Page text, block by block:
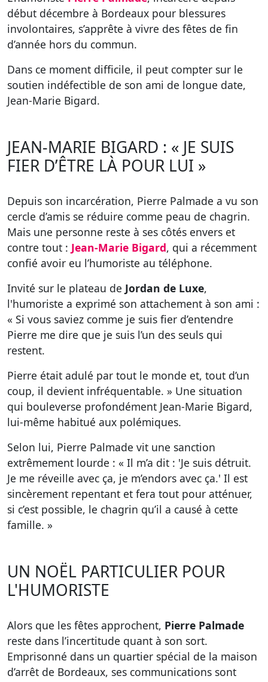
début décembre à Bordeaux pour blessures
involontaires, s’apprête à vivre des fêtes de fin
d’année hors du commun.
Dans ce moment difficile, il peut compter sur le
soutien indéfectible de son ami de longue date,
Jean-Marie Bigard.
JEAN-MARIE BIGARD : « JE SUIS
FIER D’ÊTRE LÀ POUR LUI »
Depuis son incarcération, Pierre Palmade a vu son
cercle d’amis se réduire comme peau de chagrin.
Mais une personne reste à ses côtés envers et
contre tout : Jean-Marie Bigard, qui a récemment
confié avoir eu l’humoriste au téléphone.
Invité sur le plateau de Jordan de Luxe,
l'humoriste a exprimé son attachement à son ami :
« Si vous saviez comme je suis fier d’entendre
Pierre me dire que je suis l’un des seuls qui
restent.
Pierre était adulé par tout le monde et, tout d’un
coup, il devient infréquentable. » Une situation
qui bouleverse profondément Jean-Marie Bigard,
lui-même habitué aux polémiques.
Selon lui, Pierre Palmade vit une sanction
extrêmement lourde : « Il m’a dit : 'Je suis détruit.
Je me réveille avec ça, je m’endors avec ça.' Il est
sincèrement repentant et fera tout pour atténuer,
si c’est possible, le chagrin qu’il a causé à cette
famille. »
UN NOËL PARTICULIER POUR
L'HUMORISTE
Alors que les fêtes approchent, Pierre Palmade
reste dans l’incertitude quant à son sort.
Emprisonné dans un quartier spécial de la maison
d’arrêt de Bordeaux, ses communications sont